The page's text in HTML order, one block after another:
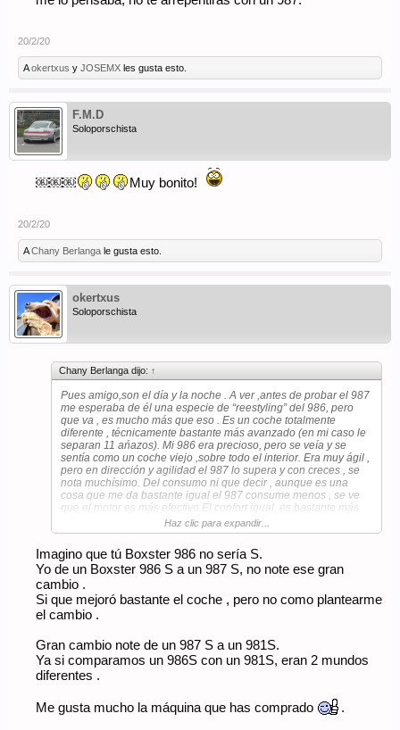
20/2/20
Aokertxus y JOSEMX les gusta esto.
F.M.D
Soloporschista
￼￼￼ Muy bonito!
20/2/20
AChany Berlanga le gusta esto.
okertxus
Soloporschista
Chany Berlanga dijo: ↑
Pues amigo,son el día y la noche . A ver ,antes de probar el 987
me esperaba de él una especie de “reestyling” del 986, pero
que va , es mucho más que eso . Es un coche totalmente
diferente , técnicamente bastante más avanzado (en mi caso le
separan 11 ańazos). Mi 986 era precioso, pero se veía y se
sentía como un coche viejo ,sobre todo el interior. Era muy ágil ,
pero en dirección y agilidad el 987 lo supera y con creces , se
nota muchísimo. Del consumo ni que decir , aunque es una
cosa que me da bastante igual el 987 consume menos , se ve
que el motor es más efectivo.El confort igual, es bastante más
cómodo y menos ruidoso en habitáculo,la capota es totalmente
diferente,de mejor calidad y más estanca. Y en cuanto a bonito
mío es burdeos entero con cuero y volante redondo,el triangular
me resulta un poco feo), y parece un coche bastante más actual
para ser del 2008. Yo que tú no me lo pensaba, no te
arrepentirás con un 987.
Haz clic para expandir...
Imagino que tú Boxster 986 no sería S.
Yo de un Boxster 986 S a un 987 S, no note ese gran
cambio .
Si que mejoró bastante el coche , pero no como plantearme
el cambio .
Gran cambio note de un 987 S a un 981S.
Ya si comparamos un 986S con un 981S, eran 2 mundos
diferentes .
Me gusta mucho la máquina que has comprado .